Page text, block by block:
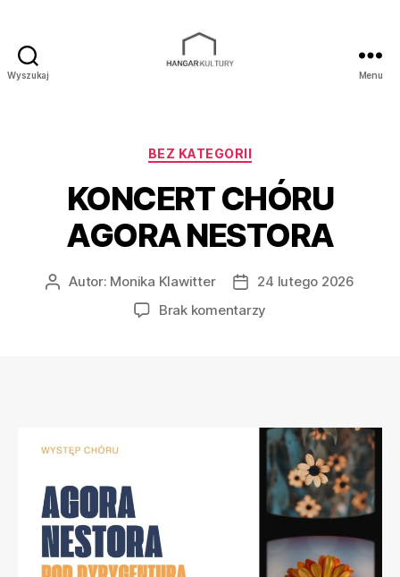
Wyszukaj Menu
Kategorie
BEZ KATEGORII
KONCERT CHÓRU
AGORA NESTORA
AutorAutor: Monika Klawitter
Data24 lutego 2026
Brak komentarzy